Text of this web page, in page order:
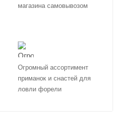
магазина самовывозом
Огромный ассортимент
приманок и снастей для
ловли форели